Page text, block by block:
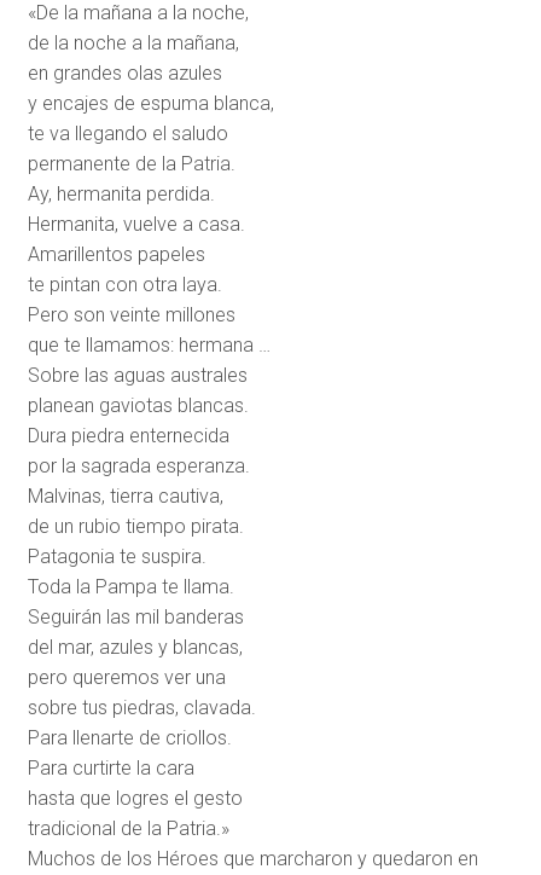
«De la mañana a la noche,
de la noche a la mañana,
en grandes olas azules
y encajes de espuma blanca,
te va llegando el saludo
permanente de la Patria.
Ay, hermanita perdida.
Hermanita, vuelve a casa.
Amarillentos papeles
te pintan con otra laya.
Pero son veinte millones
que te llamamos: hermana …
Sobre las aguas australes
planean gaviotas blancas.
Dura piedra enternecida
por la sagrada esperanza.
Malvinas, tierra cautiva,
de un rubio tiempo pirata.
Patagonia te suspira.
Toda la Pampa te llama.
Seguirán las mil banderas
del mar, azules y blancas,
pero queremos ver una
sobre tus piedras, clavada.
Para llenarte de criollos.
Para curtirte la cara
hasta que logres el gesto
tradicional de la Patria.»
Muchos de los Héroes que marcharon y quedaron en